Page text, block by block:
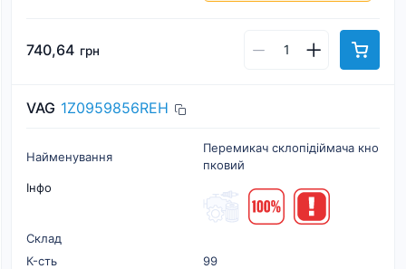
740,64 грн
VAG 1Z0959856REH
Найменування
Перемикач склопiдiймача кно
пковий
Інфо
Склад
К-cть
99